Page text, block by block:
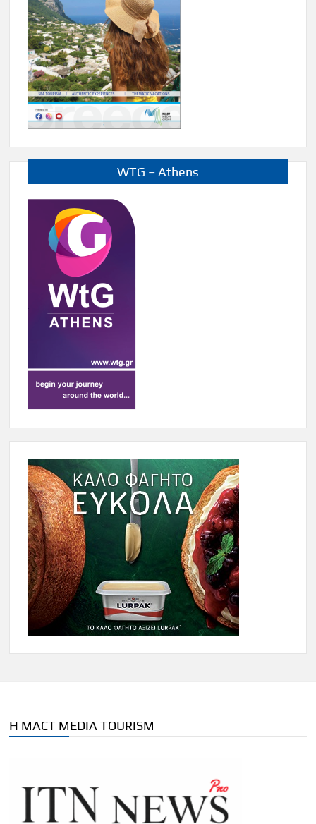
WTG – Athens
Η MACT MEDIA TOURISM